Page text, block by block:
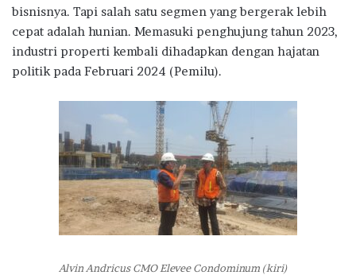
bisnisnya. Tapi salah satu segmen yang bergerak lebih
cepat adalah hunian. Memasuki penghujung tahun 2023,
industri properti kembali dihadapkan dengan hajatan
politik pada Februari 2024 (Pemilu).
Alvin Andricus CMO Elevee Condominum (kiri)